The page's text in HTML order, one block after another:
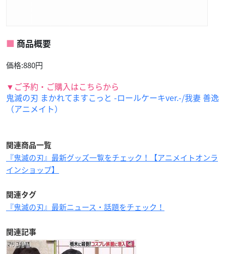
商品概要
価格:880円
▼ご予約・ご購入はこちらから
鬼滅の刃 まかれてますこっと -ロールケーキver.-/我妻 善逸
（アニメイト）
関連商品一覧
『鬼滅の刃』最新グッズ一覧をチェック！【アニメイトオンラ
インショップ】
関連タグ
『鬼滅の刃』最新ニュース・話題をチェック！
関連記事